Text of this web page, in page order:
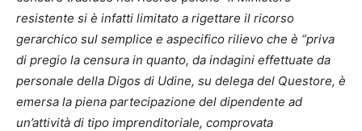
resistente si è infatti limitato a rigettare il ricorso
gerarchico sul semplice e aspecifico rilievo che è “priva
di pregio la censura in quanto, da indagini effettuate da
personale della Digos di Udine, su delega del Questore, è
emersa la piena partecipazione del dipendente ad
un’attività di tipo imprenditoriale, comprovata